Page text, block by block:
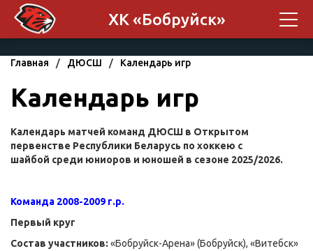
ХК «Бобруйск»
Главная / ДЮСШ / Календарь игр
Календарь игр
Календарь матчей команд ДЮСШ в Открытом
первенстве Республики Беларусь по хоккею с
шайбой среди юниоров и юношей в сезоне 2025/2026.
Команда 2008-2009 г.р.
Первый круг
Состав участников: «Бобруйск-Арена» (Бобруйск), «Витебск»